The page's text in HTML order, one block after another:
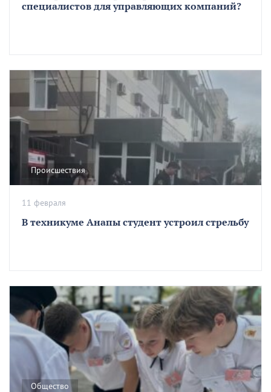
специалистов для управляющих компаний?
Происшествия
В техникуме Анапы студент устроил стрельбу
11 февраля
Общество